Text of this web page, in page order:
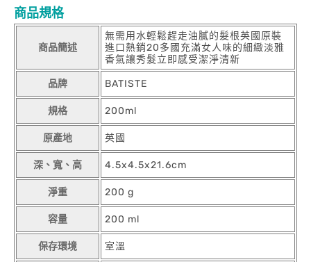
商品規格
商品簡述
無需用水輕鬆趕走油膩的髮根英國原裝
進口熱銷20多國充滿女人味的細緻淡雅
香氣讓秀髮立即感受潔淨清新
品牌 BATISTE
規格 200ml
原產地 英國
深、寬、高 4.5x4.5x21.6cm
淨重 200 g
容量 200 ml
保存環境 室溫